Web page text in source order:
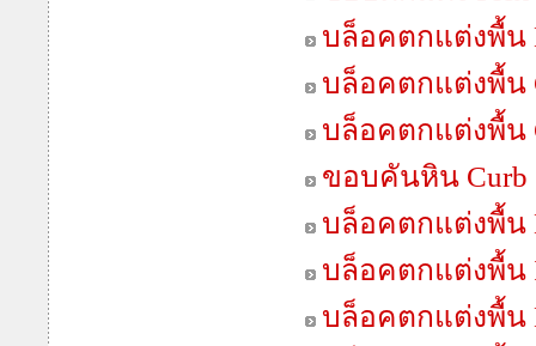
บล็อคตกแต่งพื้น
บล็อคตกแต่งพื้น
บล็อคตกแต่งพื้น
ขอบคันหิน Curb
บล็อคตกแต่งพื้น
บล็อคตกแต่งพื้น
บล็อคตกแต่งพื้น